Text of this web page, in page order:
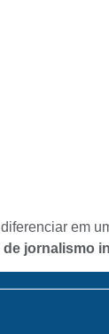
em
jornalismo